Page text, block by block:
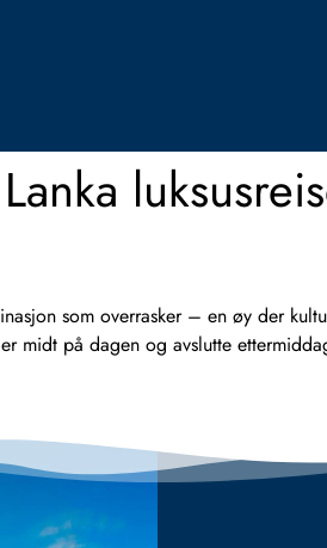
som overrasker – en øy der
midt på dagen og avslutte